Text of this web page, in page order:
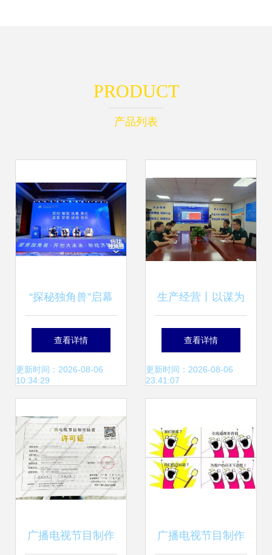
PRODUCT
产品列表
“探秘独角兽”启幕
北京广播电视台财
经频道新栏目聚焦
查看详情
更新时间：2026-08-06
10:34:29
生产经营丨以谋为
先,以效为本,拓展
项目经营空间——
区项目建设纪实
查看详情
更新时间：2026-08-06
23:41:07
广播电视节目制作 广播电视节目制作